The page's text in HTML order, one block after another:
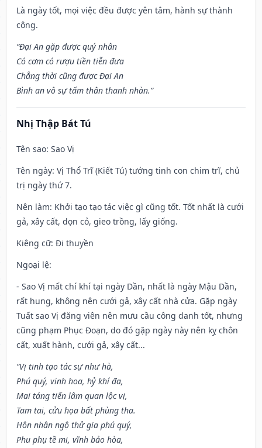
Là ngày tốt, mọi việc đều được yên tâm, hành sự thành
công.
“Đại An gặp được quý nhân
Có cơm có rượu tiền tiễn đưa
Chẳng thời cũng được Đại An
Bình an vô sự tấm thân thanh nhàn.”
Nhị Thập Bát Tú
Tên sao: Sao Vị
Tên ngày: Vị Thổ Trĩ (Kiết Tú) tướng tinh con chim trĩ, chủ
trị ngày thứ 7.
Nên làm: Khởi tạo tạo tác việc gì cũng tốt. Tốt nhất là cưới
gả, xây cất, dọn cỏ, gieo trồng, lấy giống.
Kiêng cữ: Đi thuyền
Ngoại lệ:
- Sao Vị mất chí khí tại ngày Dần, nhất là ngày Mậu Dần,
rất hung, không nên cưới gả, xây cất nhà cửa. Gặp ngày
Tuất sao Vị đăng viên nên mưu cầu công danh tốt, nhưng
cũng phạm Phục Đoạn, do đó gặp ngày này nên kỵ chôn
cất, xuất hành, cưới gả, xây cất...
“Vị tinh tạo tác sự như hà,
Phú quý, vinh hoa, hỷ khí đa,
Mai táng tiến lâm quan lộc vị,
Tam tai, cửu họa bất phùng tha.
Hôn nhân ngộ thử gia phú quý,
Phu phụ tề mi, vĩnh bảo hòa,